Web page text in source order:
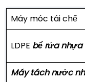
Máy móc tái chế
LDPE bể rửa nhựa
Máy tách nước